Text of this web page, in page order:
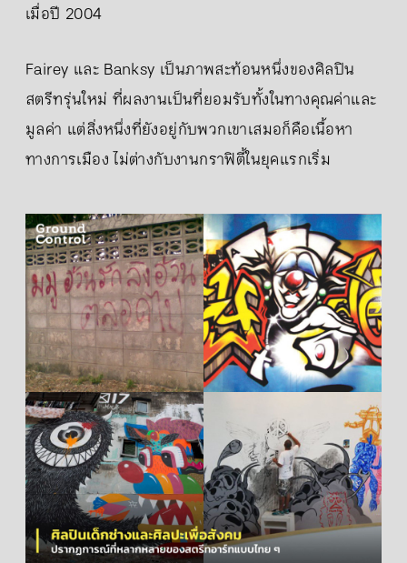
เมื่อปี 2004
Fairey และ Banksy เป็นภาพสะท้อนหนึ่งของศิลปิน
สตรีทรุ่นใหม่ ที่ผลงานเป็นที่ยอมรับทั้งในทางคุณค่าและ
มูลค่า แต่สิ่งหนึ่งที่ยังอยู่กับพวกเขาเสมอก็คือเนื้อหา
ทางการเมือง ไม่ต่างกับงานกราฟิตี้ในยุคแรกเริ่ม